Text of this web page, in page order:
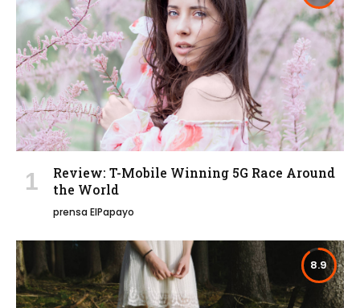
Review: T-Mobile Winning 5G Race Around
the World
prensa ElPapayo
8.9